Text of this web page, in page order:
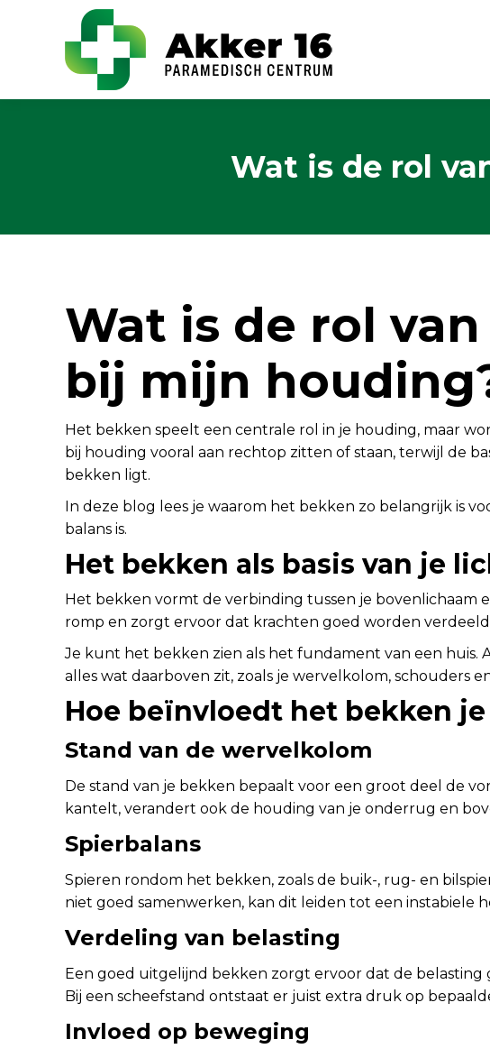
Wat is de rol
Wat is de rol
bij mijn
Het bekken speelt een centrale rol in je houding, maar
bij houding vooral aan rechtop zitten of staan, terwijl de
bekken ligt.
In deze blog lees je waarom het bekken zo belangrijk is
balans is.
Het bekken als basis van je
Het bekken vormt de verbinding tussen je bovenlichaam
romp en zorgt ervoor dat krachten goed worden
Je kunt het bekken zien als het fundament van een huis.
alles wat daarboven zit, zoals je wervelkolom, schouders
Hoe beïnvloedt het bekken
Stand van de wervelkolom
De stand van je bekken bepaalt voor een groot deel de
kantelt, verandert ook de houding van je onderrug en
Spierbalans
Spieren rondom het bekken, zoals de buik-, rug- en
niet goed samenwerken, kan dit leiden tot een instabiele
Verdeling van belasting
Een goed uitgelijnd bekken zorgt ervoor dat de
Bij een scheefstand ontstaat er juist extra druk op
Invloed op beweging